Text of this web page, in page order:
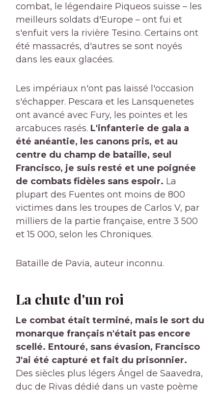
combat, le légendaire Piqueos suisse – les
meilleurs soldats d'Europe – ont fui et
s'enfuit vers la rivière Tesino. Certains ont
été massacrés, d'autres se sont noyés
dans les eaux glacées.
Les impériaux n'ont pas laissé l'occasion
s'échapper. Pescara et les Lansquenetes
ont avancé avec Fury, les pointes et les
arcabuces rasés. L'infanterie de gala a
été anéantie, les canons pris, et au
centre du champ de bataille, seul
Francisco, je suis resté et une poignée
de combats fidèles sans espoir. La
plupart des Fuentes ont moins de 800
victimes dans les troupes de Carlos V, par
milliers de la partie française, entre 3 500
et 15 000, selon les Chroniques.
Bataille de Pavia, auteur inconnu.
La chute d'un roi
Le combat était terminé, mais le sort du
monarque français n'était pas encore
scellé. Entouré, sans évasion, Francisco
J'ai été capturé et fait du prisonnier.
Des siècles plus légers Ángel de Saavedra,
duc de Rivas dédié dans un vaste poème